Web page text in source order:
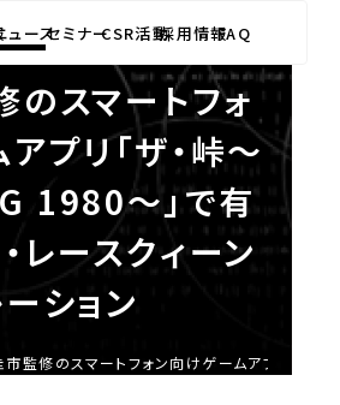
ュースセミナーCSR活動採用情報FAQ
スマートフォ
プリ「ザ・峠～
1980～」で有
レースクィーン
ション
監修のスマートフォン向けゲームアプリ「ザ